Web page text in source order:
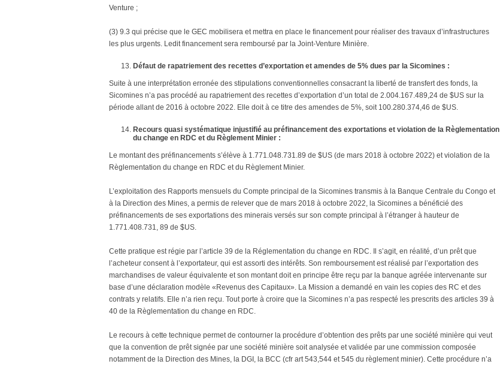
Venture ;
(3) 9.3 qui précise que le GEC mobilisera et mettra en place le financement pour réaliser des travaux d’infrastructures
les plus urgents. Ledit financement sera remboursé par la Joint-Venture Minière.
Défaut de rapatriement des recettes d’exportation et amendes de 5% dues par la Sicomines :
Suite à une interprétation erronée des stipulations conventionnelles consacrant la liberté de transfert des fonds, la
Sicomines n’a pas procédé au rapatriement des recettes d’exportation d’un total de 2.004.167.489,24 de $US sur la
période allant de 2016 à octobre 2022. Elle doit à ce titre des amendes de 5%, soit 100.280.374,46 de $US.
Recours quasi systématique injustifié au préfinancement des exportations et violation de la Règlementation
du change en RDC et du Règlement Minier :
Le montant des préfinancements s’élève à 1.771.048.731.89 de $US (de mars 2018 à octobre 2022) et violation de la
Règlementation du change en RDC et du Règlement Minier.
L’exploitation des Rapports mensuels du Compte principal de la Sicomines transmis à la Banque Centrale du Congo et
à la Direction des Mines, a permis de relever que de mars 2018 à octobre 2022, la Sicomines a bénéficié des
préfinancements de ses exportations des minerais versés sur son compte principal à l’étranger à hauteur de
1.771.408.731, 89 de $US.
Cette pratique est régie par l’article 39 de la Réglementation du change en RDC. Il s’agit, en réalité, d’un prêt que
l’acheteur consent à l’exportateur, qui est assorti des intérêts. Son remboursement est réalisé par l’exportation des
marchandises de valeur équivalente et son montant doit en principe être reçu par la banque agréée intervenante sur
base d’une déclaration modèle «Revenus des Capitaux». La Mission a demandé en vain les copies des RC et des
contrats y relatifs. Elle n’a rien reçu. Tout porte à croire que la Sicomines n’a pas respecté les prescrits des articles 39 à
40 de la Règlementation du change en RDC.
Le recours à cette technique permet de contourner la procédure d’obtention des prêts par une société minière qui veut
que la convention de prêt signée par une société minière soit analysée et validée par une commission composée
notamment de la Direction des Mines, la DGI, la BCC (cfr art 543,544 et 545 du règlement minier). Cette procédure n’a